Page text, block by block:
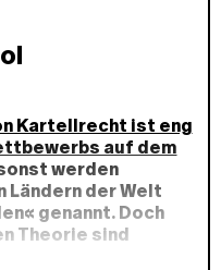
Kartellrecht ist eng
auf dem
werden
Ländern der Welt
genannt. Doch
Theorie sind